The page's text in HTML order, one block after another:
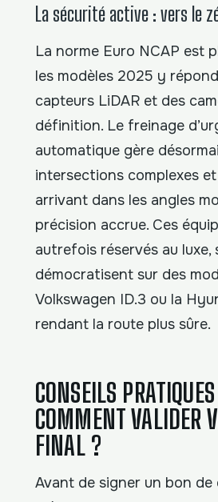
La sécurité active : vers le
La norme Euro NCAP est
les modèles 2025 y
capteurs LiDAR et des
définition. Le freinage
automatique gère
intersections complexes
arrivant dans les angles
précision accrue. Ces
autrefois réservés au luxe,
démocratisent sur des
Volkswagen ID.3 ou la
rendant la route plus sûre.
CONSEILS
COMMENT VALIDER
FINAL ?
Avant de signer un bon de